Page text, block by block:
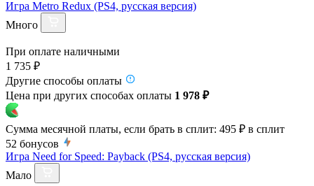
Игра Metro Redux (PS4, русская версия)
Много
При оплате наличными
1 735 ₽
Другие способы оплаты
Цена при других способах оплаты 1 978 ₽
Сумма месячной платы, если брать в сплит: 495 ₽ в сплит
52 бонусов
Игра Need for Speed: Payback (PS4, русская версия)
Мало